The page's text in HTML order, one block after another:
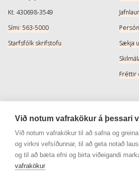
Kt. 430698-3549
Sími: 563-5000
Starfsfólk skrifstofu
Sækja
Fréttir
Þjónusta
Afhendingarmöguleikar
Skilareglur
Algengar spurningar
Við notum vafrakökur á þessari
Við notum vafrakökur til að safna og
og virkni vefsíðunnar, til að geta notað
og til að bæta efni og birta viðeigandi
vafrakökur